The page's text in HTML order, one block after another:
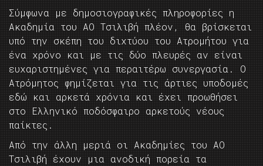
Σύμφωνα με δημοσιογραφικές πληροφορίες η
Ακαδημία του ΑΟ Τσιλιβή πλέον, θα βρίσκεται
υπό την σκέπη του διχτύου του Ατρομήτου για
ένα χρόνο και με τις δύο πλευρές αν είναι
ευχαριστημένες για περαιτέρω συνεργασία. Ο
Ατρόμητος φημίζεται για τις άρτιες υποδομές
εδώ και αρκετά χρόνια και έχει προωθήσει
στο Ελληνικό ποδόσφαιρο αρκετούς νέους
παίκτες.
Από την άλλη μεριά οι Ακαδημίες του ΑΟ
Τσιλιβή έχουν μια ανοδική πορεία τα